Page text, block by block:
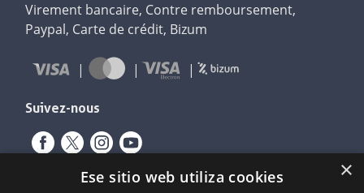
Virement bancaire, Contre remboursement,
Paypal, Carte de crédit, Bizum
Suivez-nous
×
Ese sitio web utiliza cookies